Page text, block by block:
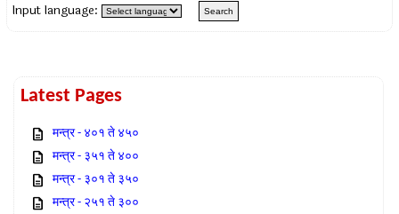
Input language:
Latest Pages
मन्त्र - ४०१ ते ४५०
मन्त्र - ३५१ ते ४००
मन्त्र - ३०१ ते ३५०
मन्त्र - २५१ ते ३००